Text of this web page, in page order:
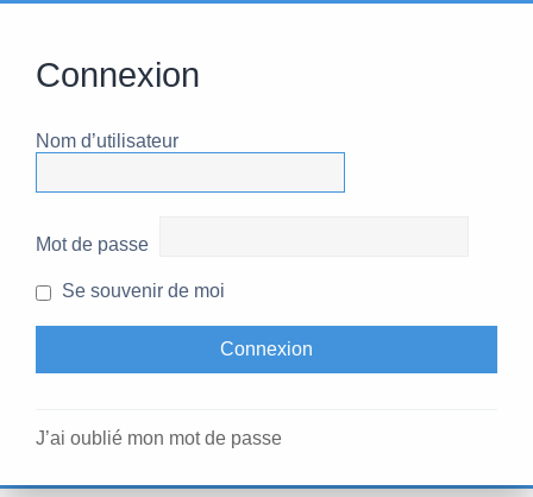
Connexion
Nom d’utilisateur
Mot de passe
Se souvenir de moi
J’ai oublié mon mot de passe